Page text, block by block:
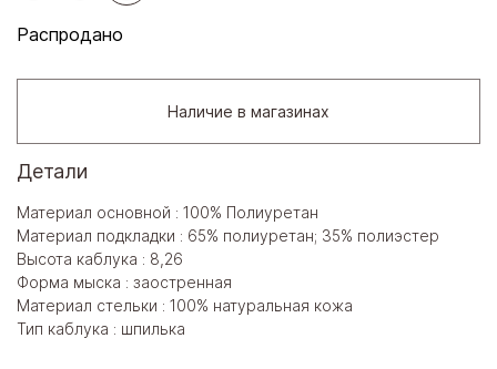
Распродано
Наличие в магазинах
Детали
Материал основной : 100% Полиуретан
Материал подкладки : 65% полиуретан; 35% полиэстер
Высота каблука : 8,26
Форма мыска : заостренная
Материал стельки : 100% натуральная кожа
Тип каблука : шпилька